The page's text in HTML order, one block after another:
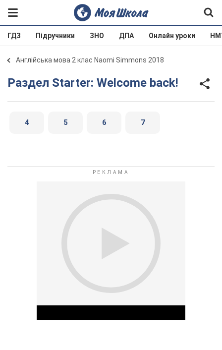
ГДЗ Підручники ЗНО ДПА Онлайн уроки
Англійська мова 2 клас Naomi Simmons 2018
Раздел Starter: Welcome back!
4 5 6 7